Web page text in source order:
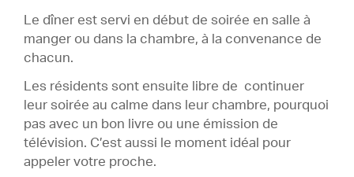
Le dîner est servi en début de soirée en salle à
manger ou dans la chambre, à la convenance de
chacun.
Les résidents sont ensuite libre de continuer
leur soirée au calme dans leur chambre, pourquoi
pas avec un bon livre ou une émission de
télévision. C’est aussi le moment idéal pour
appeler votre proche.